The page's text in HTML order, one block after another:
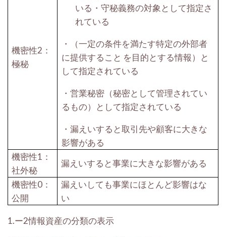
機密性2 ：
極秘
いる ・守秘義務の対象として指定さ
れている
・
（一定の条件を満たす特定の外部者
に提供すること を目的とする情報）と
して指定されている
・ 営業秘密（秘密として管理されてい
るもの）として指定されている
・ 漏えいすると取引先や顧客に大きな
影響がある
機密性1 ：
社外秘
漏えいすると事業に大きな影響がある
機密性0 ：
公開
漏えいしても事業にほとんど影響はな
い
1.ー2情報資産の分類の表示